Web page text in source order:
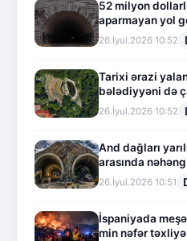
52 milyon
aparmayan yol
26.İyul.2026 10:52
Tarixi ərazi
bələdiyyəni də
26.İyul.2026 10:52
And dağları
arasında
26.İyul.2026 10:51
İspaniyada
min nəfər